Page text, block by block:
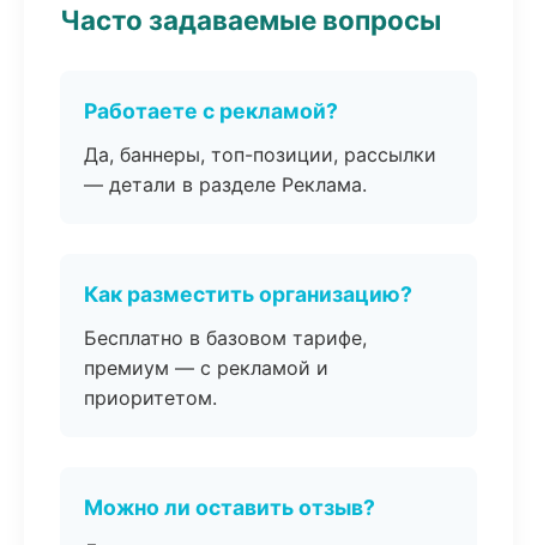
Часто задаваемые вопросы
Работаете с рекламой?
Да, баннеры, топ-позиции, рассылки
— детали в разделе Реклама.
Как разместить организацию?
Бесплатно в базовом тарифе,
премиум — с рекламой и
приоритетом.
Можно ли оставить отзыв?